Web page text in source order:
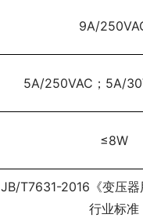
9A/
5A/250VAC；5A/
≤8W
JB/T7631-2016《变压器
行业标准